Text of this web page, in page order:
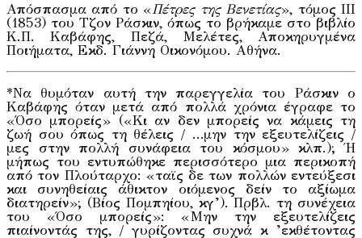
Απόσπασμα από το «Πέτρες της Βενετίας», τόμος ΙΙΙ
(1853) του Τζον Ράσκιν, όπως το βρήκαμε στο βιβλίο
K.Π. Καβάφης, Πεζά, Μελέτες, Αποκηρυγμένα
Ποιήματα, Εκδ. Γιάννη Οικονόμου. Αθήνα.
*Να θυμόταν αυτή την παρεγγελία του Ράσκιν ο
Καβάφης όταν μετά από πολλά χρόνια έγραφε το
«Όσο μπορείς» («Κι αν δεν μπορείς να κάμεις τη
ζωή σου όπως τη θέλεις / …μην την εξευτελίζεις /
μες στην πολλή συνάφεια του κόσμου» κλπ.); Ή
μήπως του εντυπώθηκε περισσότερο μια περικοπή
από τον Πλούταρχο: «ταϊς δε των πολλών εντεύξεσι
και συνηθείαις άθικτον οιόμενος δείν το αξίωμα
διατηρείν»; (Βίος Πομπηίου, κγ’). Πρβλ. τη συνέχεια
του «Όσο μπορείς»: «Μην την εξευτελίζεις
πιαίνοντάς της, / γυρίζοντας συχνά κ ’εκθέτοντας